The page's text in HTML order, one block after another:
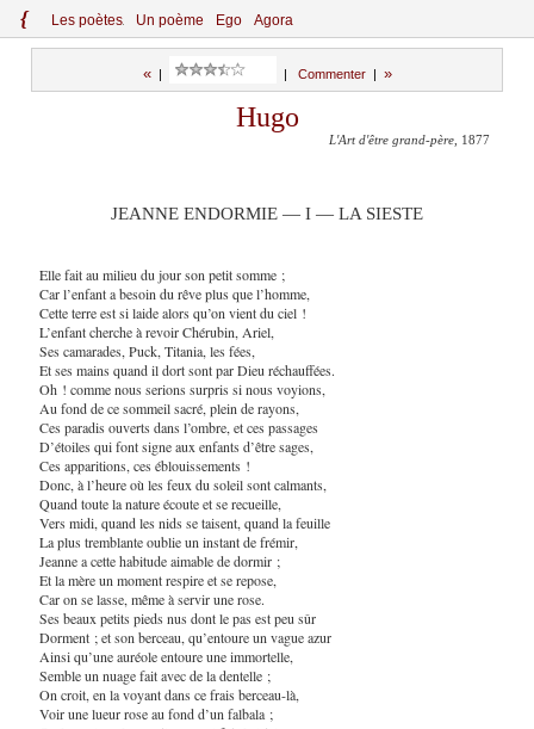
{ Les poètes Un poème Ego Agora
«| Commenter| »
Hugo
L'Art d'être grand-père , 1877
JEANNE ENDORMIE — I — LA SIESTE
Elle fait au milieu du jour son petit somme ;
Car l’enfant a besoin du rêve plus que l’homme,
Cette terre est si laide alors qu’on vient du ciel !
L’enfant cherche à revoir Chérubin, Ariel,
Ses camarades, Puck, Titania, les fées,
Et ses mains quand il dort sont par Dieu réchauffées.
Oh ! comme nous serions surpris si nous voyions,
Au fond de ce sommeil sacré, plein de rayons,
Ces paradis ouverts dans l’ombre, et ces passages
D’étoiles qui font signe aux enfants d’être sages,
Ces apparitions, ces éblouissements !
Donc, à l’heure où les feux du soleil sont calmants,
Quand toute la nature écoute et se recueille,
Vers midi, quand les nids se taisent, quand la feuille
La plus tremblante oublie un instant de frémir,
Jeanne a cette habitude aimable de dormir ;
Et la mère un moment respire et se repose,
Car on se lasse, même à servir une rose.
Ses beaux petits pieds nus dont le pas est peu sûr
Dorment ; et son berceau, qu’entoure un vague azur
Ainsi qu’une auréole entoure une immortelle,
Semble un nuage fait avec de la dentelle ;
On croit, en la voyant dans ce frais berceau-là,
Voir une lueur rose au fond d’un falbala ;